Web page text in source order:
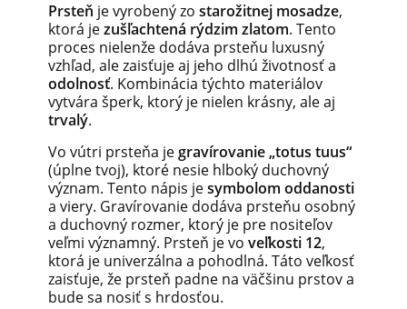
Prsteň je vyrobený zo starožitnej mosadze,
ktorá jezušľachtená rýdzim zlatom. Tento
proces nielenže dodáva prsteňu luxusný
vzhľad, ale zaisťuje aj jeho dlhú životnosť a
odolnosť. Kombinácia týchto materiálov
vytvára šperk, ktorý je nielen krásny, ale aj
trvalý.
Vo vútri prsteňa jegravírovanie „totus tuus“
(úplne tvoj), ktoré nesie hlboký duchovný
význam. Tento nápis jesymbolom oddanosti
a viery. Gravírovanie dodáva prsteňu osobný
a duchovný rozmer, ktorý je pre nositeľov
veľmi významný. Prsteň je vo veľkosti 12,
ktorá je univerzálna a pohodlná. Táto veľkosť
zaisťuje, že prsteň padne na väčšinu prstov a
bude sa nosiť s hrdosťou.